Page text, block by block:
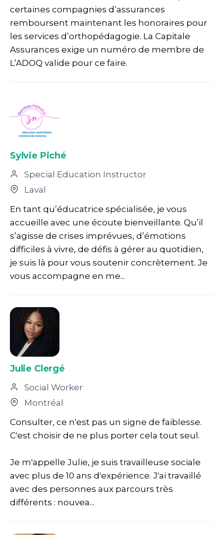
certaines compagnies d’assurances
remboursent maintenant les honoraires pour
les services d’orthopédagogie. La Capitale
Assurances exige un numéro de membre de
L’ADOQ valide pour ce faire.
Sylvie Piché
Special Education Instructor
Laval
En tant qu’éducatrice spécialisée, je vous
accueille avec une écoute bienveillante. Qu’il
s’agisse de crises imprévues, d’émotions
difficiles à vivre, de défis à gérer au quotidien,
je suis là pour vous soutenir concrètement. Je
vous accompagne en me...
Julie Clergé
Social Worker
Montréal
Consulter, ce n'est pas un signe de faiblesse.
C'est choisir de ne plus porter cela tout seul.
Je m'appelle Julie, je suis travailleuse sociale
avec plus de 10 ans d'expérience. J'ai travaillé
avec des personnes aux parcours très
différents : nouvea...